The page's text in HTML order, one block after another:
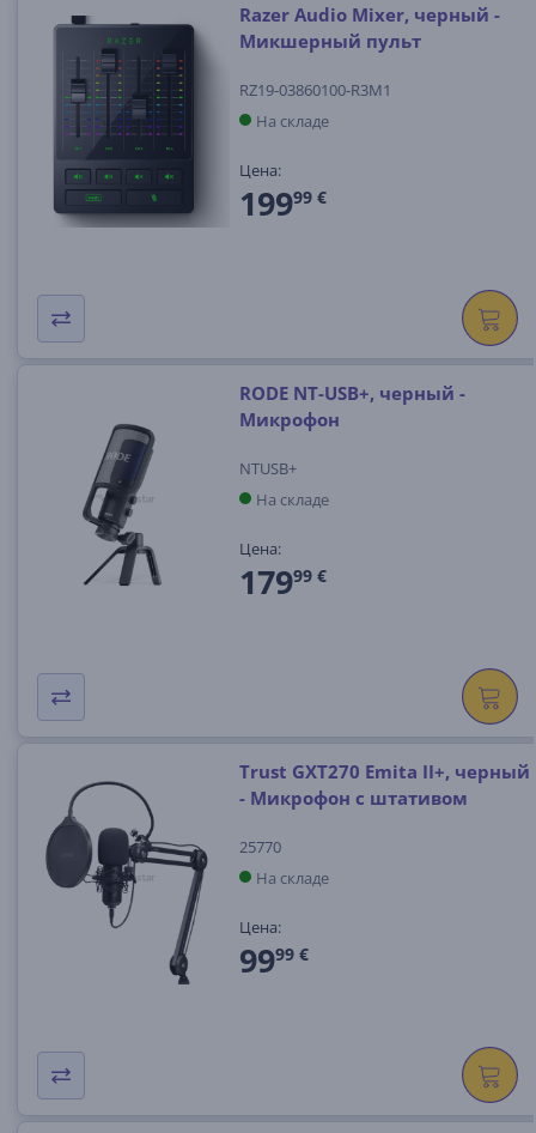
Razer Audio Mixer, черный -
Микшерный пульт
RZ19-03860100-R3M1
На складе
Цена:
19999 €
RODE NT-USB+, черный -
Микрофон
NTUSB+
На складе
Цена:
17999 €
Trust GXT270 Emita II+, черный
- Микрофон с штативом
25770
На складе
Цена:
9999 €